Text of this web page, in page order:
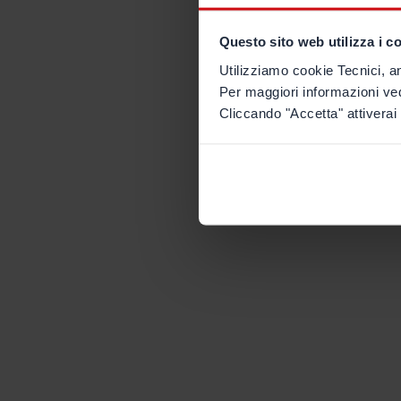
Questo sito web utilizza i
Utilizziamo cookie Tecnici,
Per maggiori informazioni
Cliccando "Accetta"